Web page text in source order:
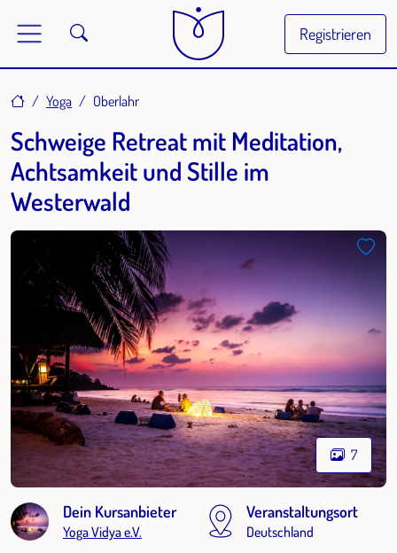
Registrieren
HomeYoga Oberlahr
Schweige Retreat mit Meditation,
Achtsamkeit und Stille im
Westerwald
7
Dein Kursanbieter
Yoga Vidya e.V.
Veranstaltungsort
Deutschland